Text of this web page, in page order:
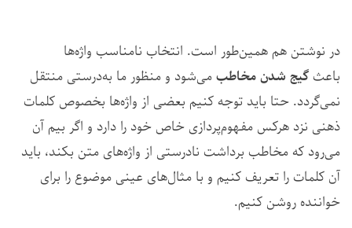
در نوشتن هم همین‌طور است. انتخاب نامناسب واژه‌ها
باعثگیج شدن مخاطبمی‌شود و منظور ما به‌درستی منتقل
نمی‌گردد. حتا باید توجه کنیم بعضی از واژه‌ها بخصوص کلمات
ذهنی نزد هرکس مفهوم‌پردازی خاص خود را دارد و اگر بیم آن
می‌رود که مخاطب برداشت نادرستی از واژه‌های متن بکند، باید
آن کلمات را تعریف کنیم و با مثال‌های عینی موضوع را برای
خواننده روشن کنیم.